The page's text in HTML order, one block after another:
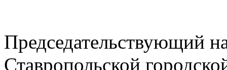
Председательствующий
Ставропольской